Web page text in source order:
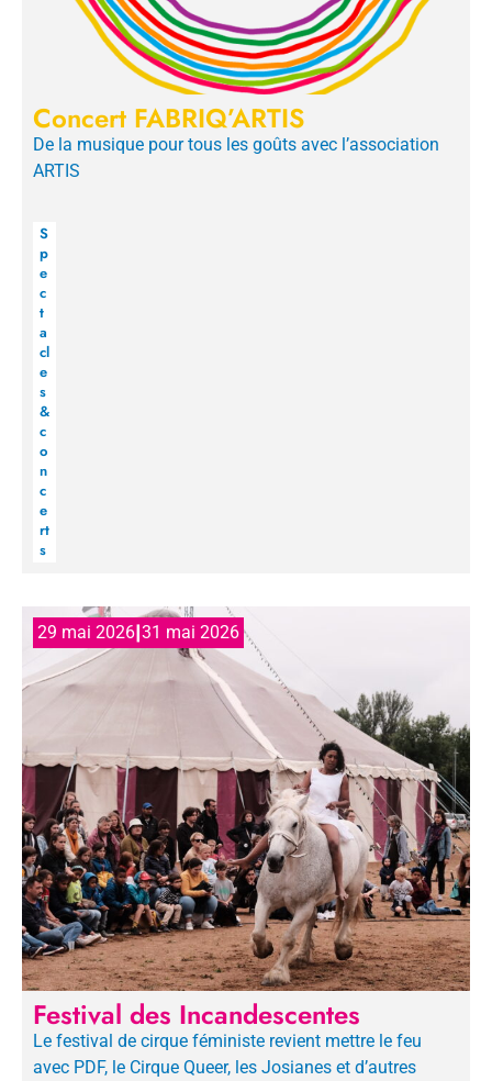
Concert FABRIQ’ARTIS
De la musique pour tous les goûts avec l’association
ARTIS
S
p
e
c
t
a
cl
e
s
&
c
o
n
c
e
rt
s
29 mai 2026|31 mai 2026
Festival des Incandescentes
Le festival de cirque féministe revient mettre le feu
avec PDF, le Cirque Queer, les Josianes et d’autres